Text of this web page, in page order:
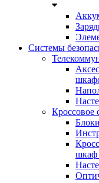
Системы
Кроссовое
шкаф